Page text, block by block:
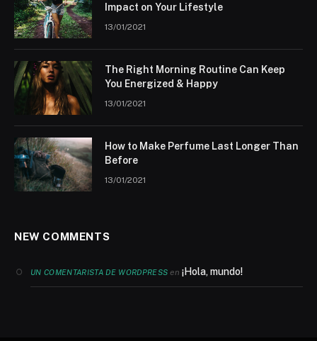
Impact on Your Lifestyle
13/01/2021
The Right Morning Routine Can Keep
You Energized & Happy
13/01/2021
How to Make Perfume Last Longer Than
Before
13/01/2021
NEW COMMENTS
UN COMENTARISTA DE WORDPRESS en¡Hola, mundo!